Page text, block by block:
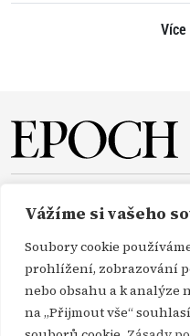
Vážíme si vašeho
Soubory cookie
prohlížení, zobrazování
nebo obsahu a k
na „Přijmout vše“
Více
OBCHODNÍ PODMÍNKY
Copyright Epoch